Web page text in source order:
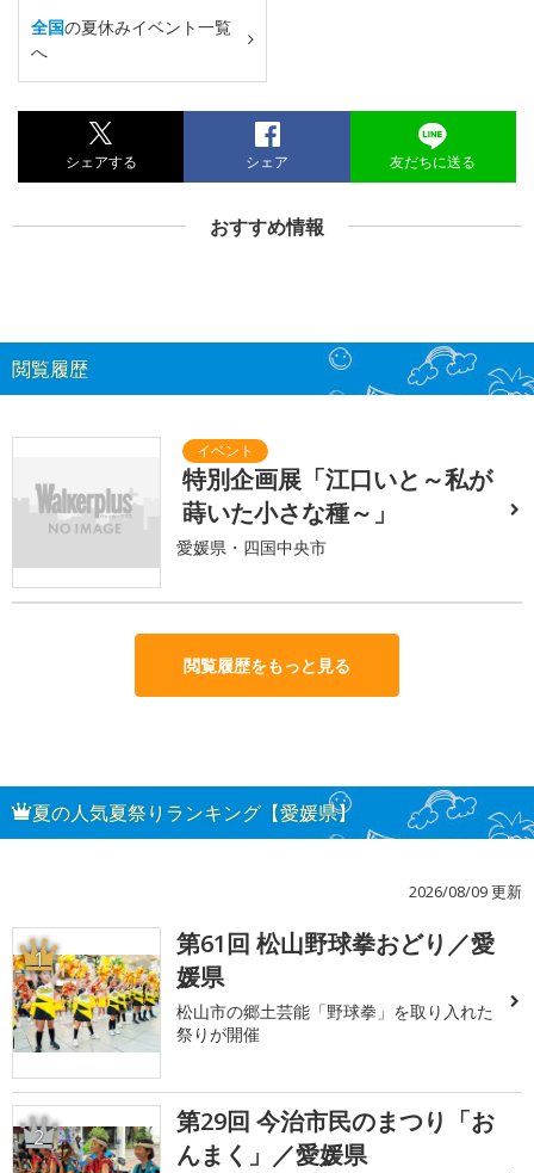
全国の夏休みイベント一覧
へ
シェアする シェア 友だちに送る
おすすめ情報
閲覧履歴
特別企画展「江口いと～私が
蒔いた小さな種～」
愛媛県・四国中央市
閲覧履歴をもっと見る
夏の人気夏祭りランキング【愛媛県】
2026/08/09 更新
1
第61回 松山野球拳おどり／愛
媛県
松山市の郷土芸能「野球拳」を取り入れた
祭りが開催
2
第29回 今治市民のまつり「お
んまく」／愛媛県